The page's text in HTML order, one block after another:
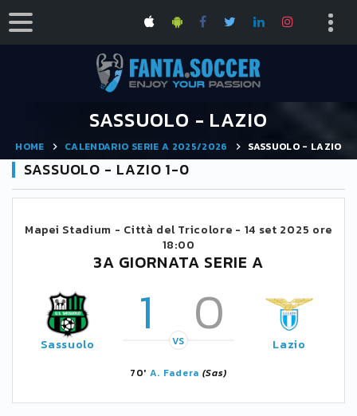
SASSUOLO - LAZIO
HOME CALENDARIO SERIE A 2025/2026 SASSUOLO - LAZIO
SASSUOLO - LAZIO 1-0
Mapei Stadium - Città del Tricolore - 14 set 2025 ore
18:00
3A GIORNATA SERIE A
Sassuolo 1 0
VS Lazio
70' A. Fadera (Sas)